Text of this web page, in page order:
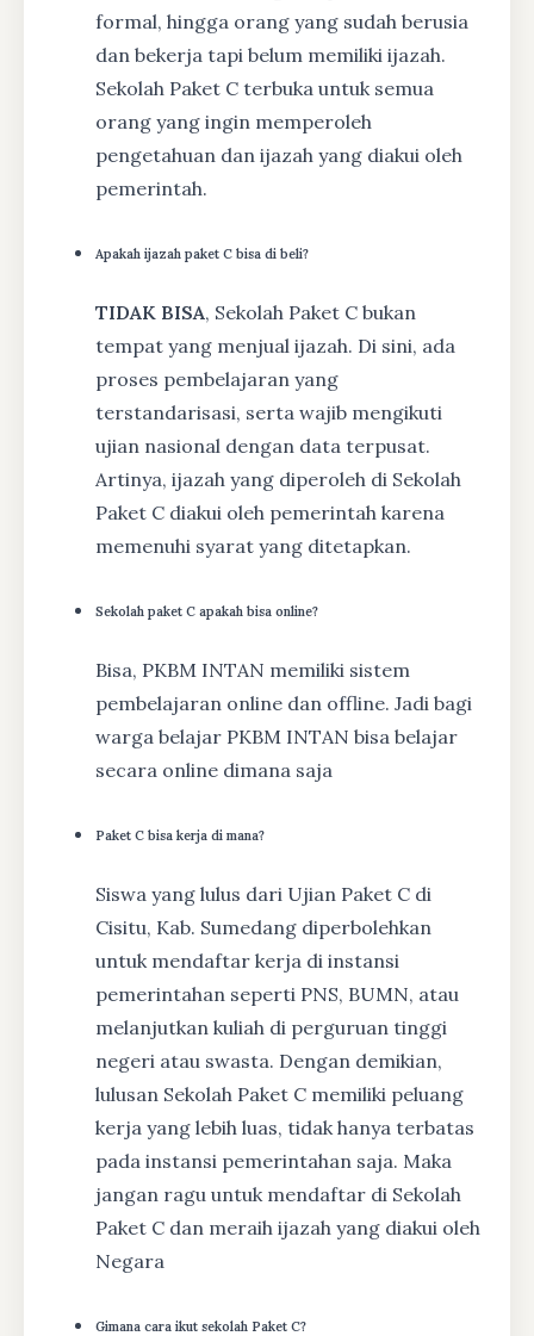
formal, hingga orang yang sudah berusia
dan bekerja tapi belum memiliki ijazah.
Sekolah Paket C terbuka untuk semua
orang yang ingin memperoleh
pengetahuan dan ijazah yang diakui oleh
pemerintah.
Apakah ijazah paket C bisa di beli?
TIDAK BISA, Sekolah Paket C bukan
tempat yang menjual ijazah. Di sini, ada
proses pembelajaran yang
terstandarisasi, serta wajib mengikuti
ujian nasional dengan data terpusat.
Artinya, ijazah yang diperoleh di Sekolah
Paket C diakui oleh pemerintah karena
memenuhi syarat yang ditetapkan.
Sekolah paket C apakah bisa online?
Bisa, PKBM INTAN memiliki sistem
pembelajaran online dan offline. Jadi bagi
warga belajar PKBM INTAN bisa belajar
secara online dimana saja
Paket C bisa kerja di mana?
Siswa yang lulus dari Ujian Paket C di
Cisitu, Kab. Sumedang diperbolehkan
untuk mendaftar kerja di instansi
pemerintahan seperti PNS, BUMN, atau
melanjutkan kuliah di perguruan tinggi
negeri atau swasta. Dengan demikian,
lulusan Sekolah Paket C memiliki peluang
kerja yang lebih luas, tidak hanya terbatas
pada instansi pemerintahan saja. Maka
jangan ragu untuk mendaftar di Sekolah
Paket C dan meraih ijazah yang diakui oleh
Negara
Gimana cara ikut sekolah Paket C?